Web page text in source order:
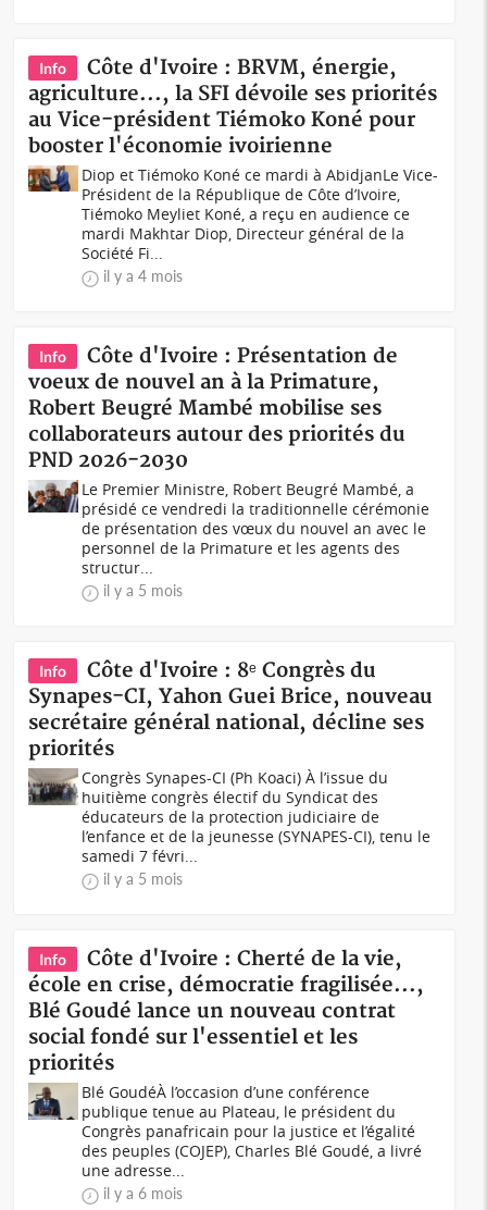
Info
Côte d'Ivoire : BRVM, énergie,
agriculture..., la SFI dévoile ses priorités
au Vice-président Tiémoko Koné pour
booster l'économie ivoirienne
Diop et Tiémoko Koné ce mardi à AbidjanLe Vice-
Président de la République de Côte d’Ivoire,
Tiémoko Meyliet Koné, a reçu en audience ce
mardi Makhtar Diop, Directeur général de la
Société Fi...
il y a 4 mois
Info
Côte d'Ivoire : Présentation de
voeux de nouvel an à la Primature,
Robert Beugré Mambé mobilise ses
collaborateurs autour des priorités du
PND 2026-2030
Le Premier Ministre, Robert Beugré Mambé, a
présidé ce vendredi la traditionnelle cérémonie
de présentation des vœux du nouvel an avec le
personnel de la Primature et les agents des
structur...
il y a 5 mois
Info
Côte d'Ivoire : 8ᵉ Congrès du
Synapes-CI, Yahon Guei Brice, nouveau
secrétaire général national, décline ses
priorités
Congrès Synapes-CI (Ph Koaci) À l’issue du
huitième congrès électif du Syndicat des
éducateurs de la protection judiciaire de
l’enfance et de la jeunesse (SYNAPES-CI), tenu le
samedi 7 févri...
il y a 5 mois
Info
Côte d'Ivoire : Cherté de la vie,
école en crise, démocratie fragilisée...,
Blé Goudé lance un nouveau contrat
social fondé sur l'essentiel et les
priorités
Blé GoudéÀ l’occasion d’une conférence
publique tenue au Plateau, le président du
Congrès panafricain pour la justice et l’égalité
des peuples (COJEP), Charles Blé Goudé, a livré
une adresse...
il y a 6 mois